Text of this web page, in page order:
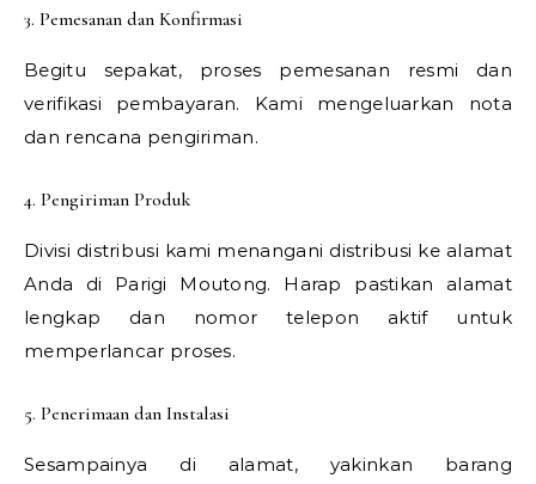
3. Pemesanan dan Konfirmasi
Begitu sepakat, proses pemesanan resmi dan
verifikasi pembayaran. Kami mengeluarkan nota
dan rencana pengiriman.
4. Pengiriman Produk
Divisi distribusi kami menangani distribusi ke alamat
Anda di Parigi Moutong. Harap pastikan alamat
lengkap dan nomor telepon aktif untuk
memperlancar proses.
5. Penerimaan dan Instalasi
Sesampainya di alamat, yakinkan barang